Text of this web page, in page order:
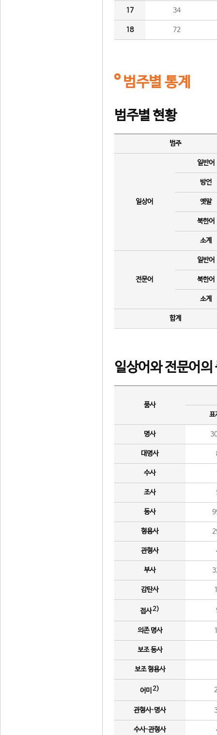
17 34
18 72
범주별 통계
범주별 현황
범주
일상어
일반어
방언
옛말
북한어
소계
전문어
일반어
북한어
소계
합계
일상어와 전문어의
품사
표
명사
대명사
수사
조사
동사
형용사
관형사
부사
감탄사
접사2)
의존 명사
보조 동사
보조 형용사
어미 2)
관형사·명사
수사·관형사